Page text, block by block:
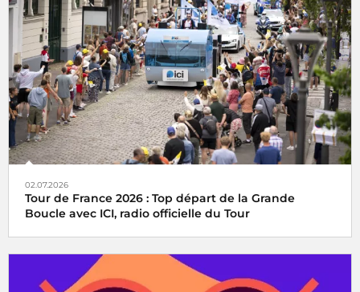
02.07.2026
Tour de France 2026 : Top départ de la Grande
Boucle avec ICI, radio officielle du Tour